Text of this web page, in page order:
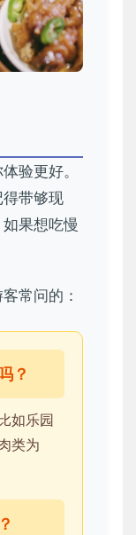
验更好。
带够现
果想吃慢
常问的：
？
如乐园
类为